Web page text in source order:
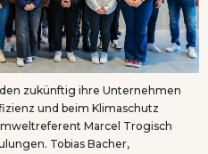
zukünftig ihre Unternehmen
und beim Klimaschutz
Marcel Trogisch
Tobias Bacher,